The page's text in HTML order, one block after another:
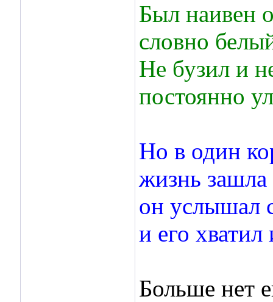
Был наивен
словно
Не бузил и
постоянно
Но в один
жизнь зашла
он услышал
и его
Больше нет